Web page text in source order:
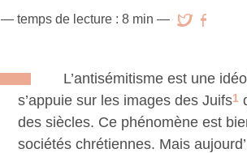
— temps de lecture : 8 min —
L’antisémitisme est une
s’appuie sur les images des Juifs1
des siècles. Ce phénomène est
sociétés chrétiennes. Mais